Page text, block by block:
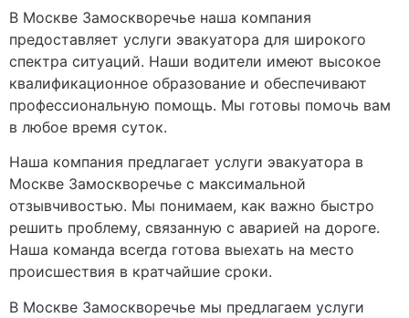
В Москве Замоскворечье наша компания
предоставляет услуги эвакуатора для широкого
спектра ситуаций. Наши водители имеют высокое
квалификационное образование и обеспечивают
профессиональную помощь. Мы готовы помочь вам
в любое время суток.
Наша компания предлагает услуги эвакуатора в
Москве Замоскворечье с максимальной
отзывчивостью. Мы понимаем, как важно быстро
решить проблему, связанную с аварией на дороге.
Наша команда всегда готова выехать на место
происшествия в кратчайшие сроки.
В Москве Замоскворечье мы предлагаем услуги